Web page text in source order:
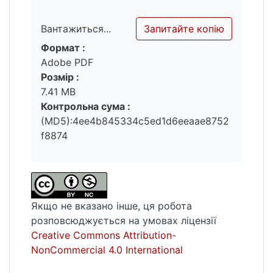
Подієвий туризм сприяє підвищенню
обізнаності про культуру, традиції та
спадщину Південної Кореї. Це дозволяє
залучати туристів, які зацікавлені у
вивченні місцевої культури, мистецтва,
кухні та інших аспектів життя. Подієвий
туризм також сприяє розвитку інших
секторів економіки.
Вантажиться...
Вантажиться...
Запитайте копію
Формат :
Adobe PDF
Розмір :
7.41 MB
Контрольна сума :
(MD5):4ee4b845334c5ed1d6eeaae8752
f8874
Якщо не вказано інше, ця робота
розповсюджується на умовах ліцензії
Creative Commons Attribution-
NonCommercial 4.0 International